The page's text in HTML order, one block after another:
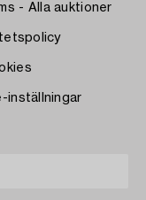
- Alla auktioner
inställningar